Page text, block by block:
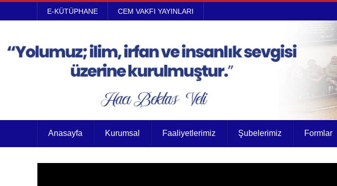
E-KÜTÜPHANE CEM VAKFI YAYINLARI
Anasayfa Kurumsal Faaliyetlerimiz Şubelerimiz Formlar